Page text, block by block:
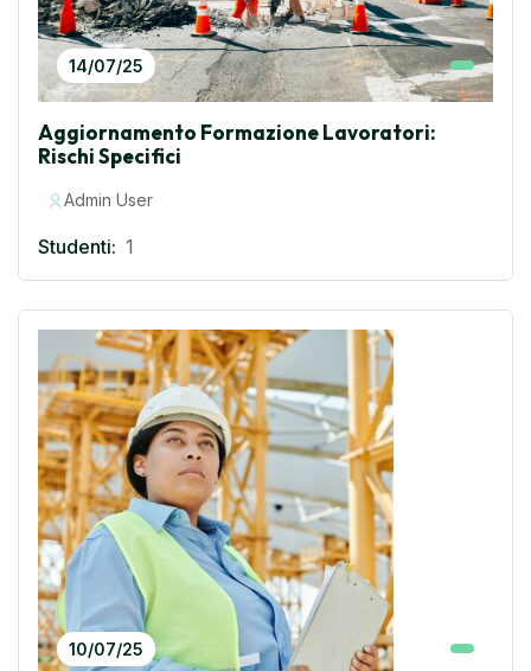
14/07/25
Aggiornamento Formazione Lavoratori:
Rischi Specifici
Admin User
Studenti: 1
10/07/25